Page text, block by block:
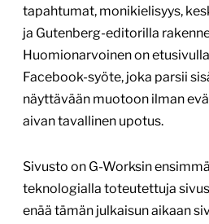
tapahtumat, monikielisyys,
ja Gutenberg-editorilla
Huomionarvoinen on
Facebook-syöte, joka parsii
näyttävään muotoon ilman
aivan tavallinen upotus.
Sivusto on G-Worksin
teknologialla toteutettuja
enää tämän julkaisun aikaan